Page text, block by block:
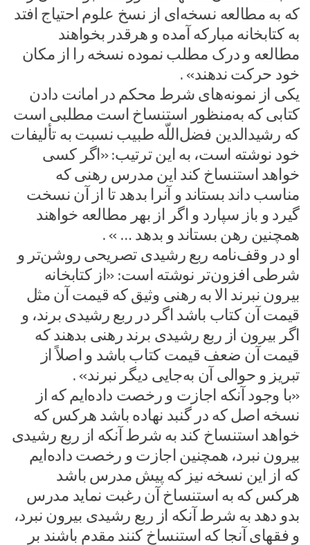
که به مطالعه نسخه‌ای از نسخ علوم احتیاج افتد
به کتابخانه مبارکه آمده و هرقدر بخواهند
مطالعه و درک مطلب نموده نسخه را از مکان
خود حرکت ندهند» .
یکی از نمونه‌های شرط محکم در امانت دادن
کتابی که به‌منظور استنساخ است مطلبی است
که رشیدالدین فضل‌اللّه طبیب نسبت به تألیفات
خود نوشته است، به این ترتیب: «اگر کسی
خواهد استنساخ کند این مدرس رهنی که
مناسب داند بستاند و آنرا بدهد تا از آن نسخت
گیرد و باز سپارد و اگر از بهر مطالعه خواهند
همچنین رهن بستاند و بدهد … » .
او در وقف‌نامه ربع رشیدی تصریحی روشن‌تر و
شرطی افزون‌تر نوشته است: «از کتابخانه
بیرون نبرند الا به رهنی وثیق که قیمت آن مثل
قیمت آن کتاب باشد اگر در ربع رشیدی برند، و
اگر بیرون از ربع رشیدی برند رهنی بدهند که
قیمت آن ضعف قیمت کتاب باشد و اصلاً از
تبریز و حوالی آن به‌جایی دیگر نبرند» .
«با وجود آنکه اجازت و رخصت داده‌ایم که از
نسخه اصل که در گنبد نهاده باشد هرکس که
خواهد استنساخ کند به شرط آنکه از ربع رشیدی
بیرون نبرد، همچنین اجازت و رخصت داده‌ایم
که از این نسخه نیز که پیش مدرس باشد
هرکس که به استنساخ آن رغبت نماید مدرس
بدو دهد به شرط آنکه از ربع رشیدی بیرون نبرد،
و فقهای آنجا که استنساخ کنند مقدم باشند بر